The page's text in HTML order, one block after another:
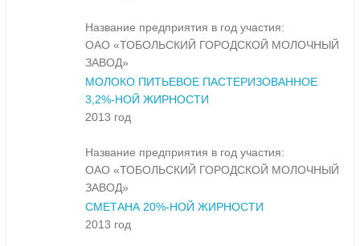
Название предприятия в год участия:
ОАО «ТОБОЛЬСКИЙ ГОРОДСКОЙ МОЛОЧНЫЙ
ЗАВОД»
МОЛОКО ПИТЬЕВОЕ ПАСТЕРИЗОВАННОЕ
3,2%-НОЙ ЖИРНОСТИ
2013 год
Название предприятия в год участия:
ОАО «ТОБОЛЬСКИЙ ГОРОДСКОЙ МОЛОЧНЫЙ
ЗАВОД»
СМЕТАНА 20%-НОЙ ЖИРНОСТИ
2013 год